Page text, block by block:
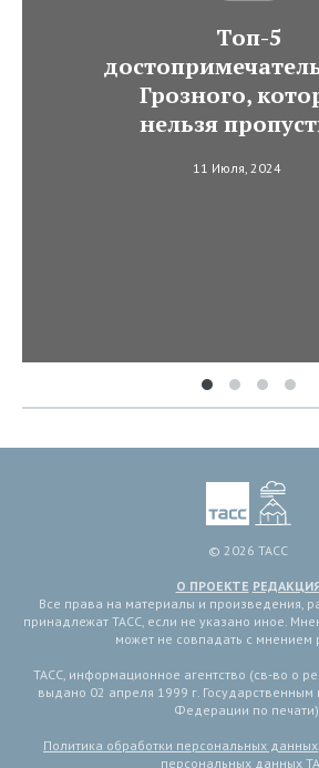
Топ-5
Грозного,
нельзя
11 Июля, 2024
© 2026 ТАСС
О ПРОЕКТЕ
Все права на материалы и произведения,
принадлежат ТАСС, если не указано иное.
может не совпадать с мнением
ТАСС, информационное агентство (св-во о
выдано 02 апреля 1999 г. Государственным
Федерации по
Политика обработки персональных данных,
персональных данных